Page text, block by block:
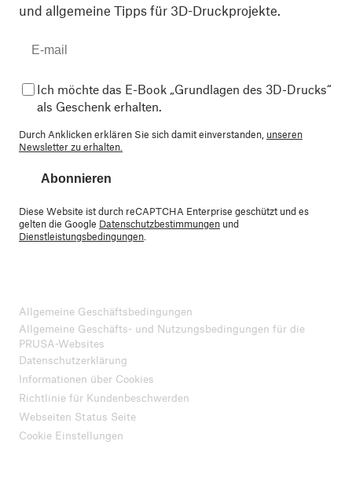
und allgemeine Tipps für 3D-Druckprojekte.
Ich möchte das E-Book „Grundlagen des 3D-Drucks“
als Geschenk erhalten.
Durch Anklicken erklären Sie sich damit einverstanden, unseren
Newsletter zu erhalten.
Abonnieren
Diese Website ist durch reCAPTCHA Enterprise geschützt und es
gelten die Google Datenschutzbestimmungen und
Dienstleistungsbedingungen
Allgemeine Geschäftsbedingungen
Allgemeine Geschäfts- und Nutzungsbedingungen für die
PRUSA-Websites
Datenschutzerklärung
Informationen über Cookies
Richtlinie für Kundenbeschwerden
Webseiten Status Seite
Cookie Einstellungen